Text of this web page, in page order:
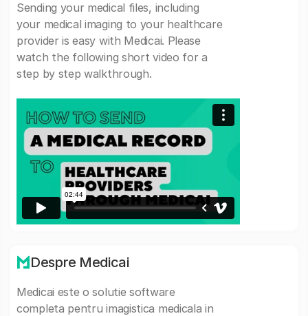
Sending your medical files, including
your medical imaging to your healthcare
provider is easy with Medicai. Please
watch the following short video for a
step by step walkthrough.
Despre Medicai
Medicai este o solutie software
completa pentru imagistica medicala in